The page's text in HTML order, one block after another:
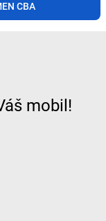
CBA
mobil!